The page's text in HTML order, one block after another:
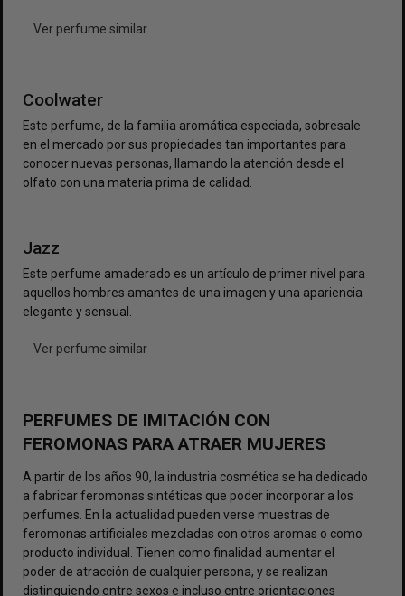
Ver perfume similar
Coolwater
Este perfume, de la familia aromática especiada, sobresale
en el mercado por sus propiedades tan importantes para
conocer nuevas personas, llamando la atención desde el
olfato con una materia prima de calidad.
Jazz
Este perfume amaderado es un artículo de primer nivel para
aquellos hombres amantes de una imagen y una apariencia
elegante y sensual.
Ver perfume similar
PERFUMES DE IMITACIÓN CON
FEROMONAS PARA ATRAER MUJERES
A partir de los años 90, la industria cosmética se ha dedicado
a fabricar feromonas sintéticas que poder incorporar a los
perfumes. En la actualidad pueden verse muestras de
feromonas artificiales mezcladas con otros aromas o como
producto individual. Tienen como finalidad aumentar el
poder de atracción de cualquier persona, y se realizan
distinguiendo entre sexos e incluso entre orientaciones